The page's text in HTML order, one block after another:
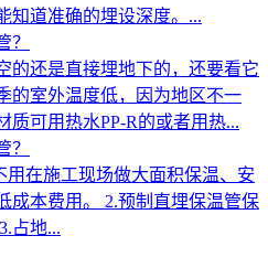
知道准确的埋设深度。...
？
的还是直接埋地下的，还要看它
的室外温度低，因为地区不一
质可用热水PP-R的或者用热...
？
用在施工现场做大面积保温、安
成本费用。 2.预制直埋保温管保
占地...